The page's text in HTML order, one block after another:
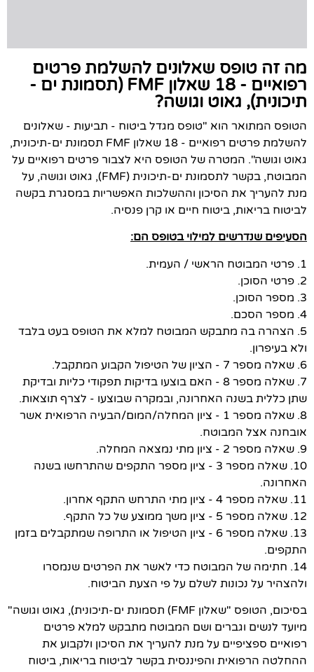
מה זה טופס שאלונים להשלמת פרטים
רפואיים - 18 שאלון FMF (תסמונת ים -
תיכונית), גאוט וגושה?
הטופס המתואר הוא "טופס מגדל ביטוח - תביעות - שאלונים
להשלמת פרטים רפואיים - 18 שאלון FMF תסמונת ים-תיכונית,
גאוט וגושה". המטרה של הטופס היא לצבור פרטים רפואיים על
המבוטח, בקשר לתסמונת ים-תיכונית (FMF), גאוט וגושה, על
מנת להעריך את הסיכון וההשלכות האפשריות במסגרת בקשה
לביטוח בריאות, ביטוח חיים או קרן פנסיה.
הסעיפים שנדרשים למילוי בטופס הם:
1. פרטי המבוטח הראשי / העמית.
2. פרטי הסוכן.
3. מספר הסוכן.
4. מספר הסכם.
5. הצהרה בה מתבקש המבוטח למלא את הטופס בעט בלבד
ולא בעיפרון.
6. שאלה מספר 7 - הציון של הטיפול הקבוע המתקבל.
7. שאלה מספר 8 - האם בוצעו בדיקות תפקודי כליות ובדיקת
שתן כללית בשנה האחרונה, ובמקרה שבוצעו - לצרף תוצאות.
8. שאלה מספר 1 - ציון המחלה/המום/הבעיה הרפואית אשר
אובחנה אצל המבוטח.
9. שאלה מספר 2 - ציון מתי נמצאה המחלה.
10. שאלה מספר 3 - ציון מספר התקפים שהתרחשו בשנה
האחרונה.
11. שאלה מספר 4 - ציון מתי התרחש התקף אחרון.
12. שאלה מספר 5 - ציון משך ממוצע של כל התקף.
13. שאלה מספר 6 - ציון הטיפול או התרופה שמתקבלים בזמן
התקפים.
14. חתימה של המבוטח כדי לאשר את הפרטים שנמסרו
ולהצהיר על נכונות לשלם על פי הצעת הביטוח.
בסיכום, הטופס "שאלון FMF) תסמונת ים-תיכונית), גאוט וגושה"
מיועד לנשים וגברים ושם המבוטח מתבקש למלא פרטים
רפואיים ספציפיים על מנת להעריך את הסיכון ולקבוע את
ההחלטה הרפואית והפיננסית בקשר לביטוח בריאות, ביטוח